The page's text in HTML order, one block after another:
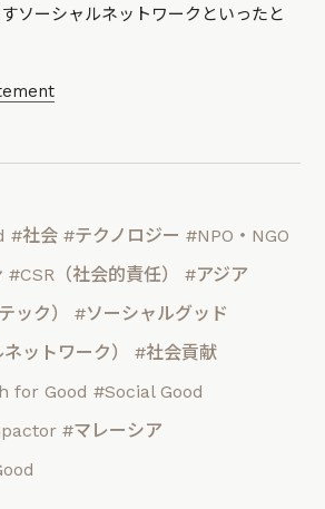
ソーシャルネットワークといったと
#社会 #テクノロジー #NPO・NGO
#CSR（社会的責任）
#アジア
ック）
#ソーシャルグッド
ットワーク）
#社会貢献
for Good #Social Good
#マレーシア